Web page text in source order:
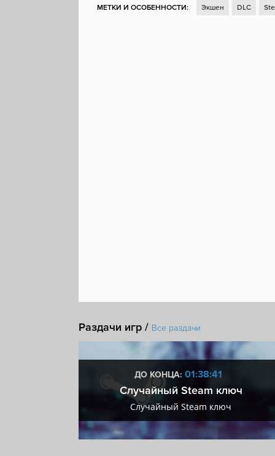
МЕТКИ И ОСОБЕННОСТИ: Экшен DLC
Раздачи игр / Все раздачи
ДО КОНЦА: 01:38:40
Случайный Steam ключ
Случайный Steam ключ